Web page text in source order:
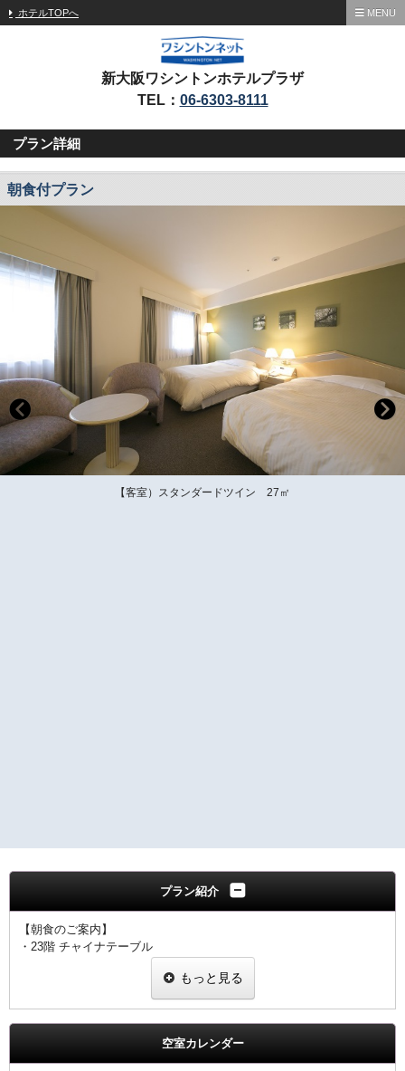
ホテルTOPへ MENU
新大阪ワシントンホテルプラザ
TEL： 06-6303-8111
プラン詳細
朝食付プラン
【客室）スタンダードツイン 27㎡
プラン紹介
【朝食のご案内】
・23階 チャイナテーブル
「定食スタイル」での提供となる場合がございます。
☆Wi-Fi 及び有線LAN環境完備
☆有料VOD（ビデオ・オン・デマンド）対応
もっと見る
空室カレンダー